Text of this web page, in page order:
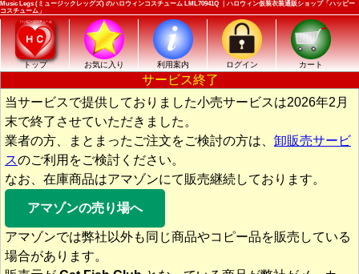
Music Legs (ミュージックレッグズ) のハロウィンコスチューム LML70941Q ｜ハロウィン仮装衣装通販ショップ「ハッピー
コスチューム」
トップ お気に入り 利用案内 ログイン カート
サービス終了
当サービスで提供しておりました小売サービスは2026年2月
末で終了させていただきました。
業者の方、まとまったご注文をご検討の方は、 卸販売サービ
スのご利用をご検討ください。
なお、在庫商品はアマゾンにて販売継続しております。
アマゾンの売り場へ
アマゾンでは弊社以外も同じ商品やコピー品を販売している
場合があります。